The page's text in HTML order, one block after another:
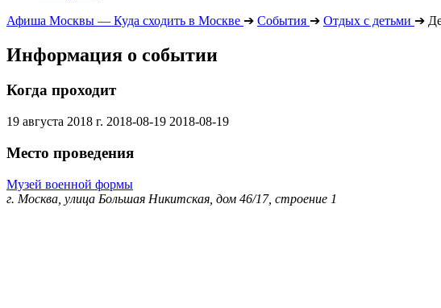
Афиша Москвы — Куда сходить в Москве ➔ События ➔ Отдых с детьми ➔
Информация о событии
Когда проходит
19 августа 2018 г. 2018-08-19 2018-08-19
Место проведения
Музей военной формы
г. Москва, улица Большая Никитская, дом 46/17, строение 1